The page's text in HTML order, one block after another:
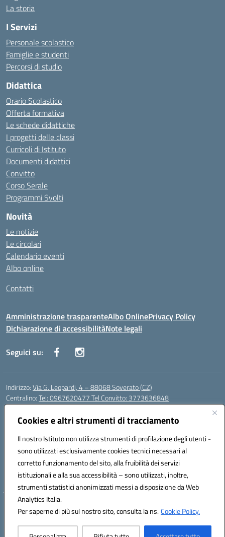
Cookies e altri strumenti di tracciamento
Il nostro Istituto non utilizza strumenti di profilazione degli utenti -
sono utilizzati esclusivamente cookies tecnici necessari al
corretto funzionamento del sito, alla fruibilità dei servizi
istituzionali e alla sua accessibilità – sono utilizzati, inoltre,
strumenti statistici anonimizzati messi a disposizione da Web
Analytics Italia.
Per saperne di più sul nostro sito, consulta la ns.Cookie Policy.
La storia
I Servizi
Personale scolastico
Famiglie e studenti
Percorsi di studio
Didattica
Orario Scolastico
Offerta formativa
Le schede didattiche
I progetti delle classi
Curricoli di Istituto
Documenti didattici
Convitto
Corso Serale
Programmi Svolti
Novità
Le notizie
Le circolari
Calendario eventi
Albo online
Contatti
Amministrazione trasparenteAlbo OnlinePrivacy Policy
Dichiarazione di accessibilitàNote legali
Seguici su:
Indirizzo:Via G. Leopardi, 4 – 88068 Soverato (CZ)
Centralino:Tel: 0967620477 Tel Convitto: 3773636848
Email:
Posta elettronica certificata (PEC):czrh04000q@pec.istruzione.it
Codice fiscale: 84000690796
Codice meccanografico:CZRH04000Q
Codice Indice delle Pubbliche Amministrazioni (IPA): istsc_czrh04000q
Codice unico di fatturazione (CUF): UF9M13
Hosting & Powered by 3D Solution S.r.l.
Concept & Design by Designers Italia